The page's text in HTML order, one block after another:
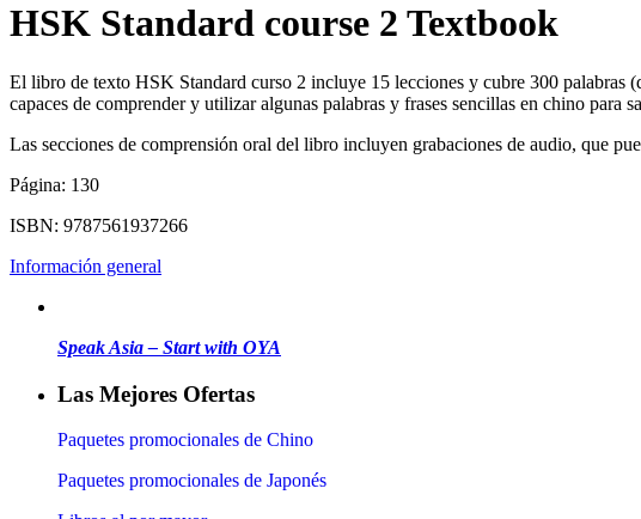
HSK Standard course 2 Textbook
El libro de texto HSK Standard curso 2 incluye 15 lecciones y cubre 300 palabras
capaces de comprender y utilizar algunas palabras y frases sencillas en chino para
Las secciones de comprensión oral del libro incluyen grabaciones de audio, que
Página: 130
ISBN: 9787561937266
Información general
Speak Asia – Start with OYA
Las Mejores Ofertas
Paquetes promocionales de Chino
Paquetes promocionales de Japonés